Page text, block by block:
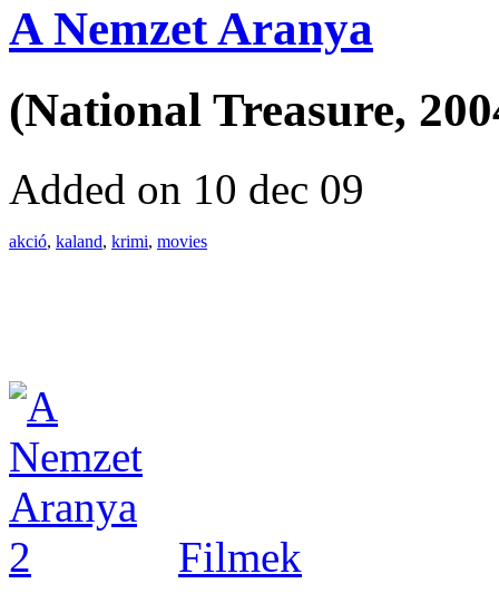
A Nemzet Aranya
(National Treasure,
Added on 10 dec 09
akció, kaland, krimi, movies
Filmek